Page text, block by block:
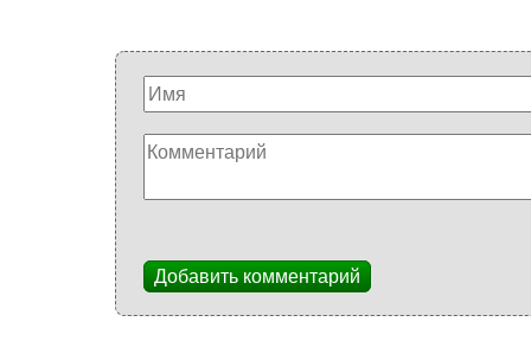
Добавить комментарий